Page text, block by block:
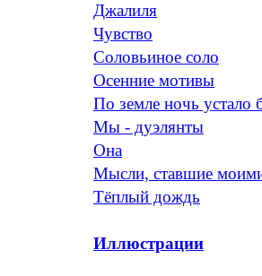
Джалиля
Чувство
Соловьиное соло
Осенние мотивы
По земле ночь устало
Мы - дуэлянты
Она
Мысли, ставшие
Тёплый дождь
Иллюстрации